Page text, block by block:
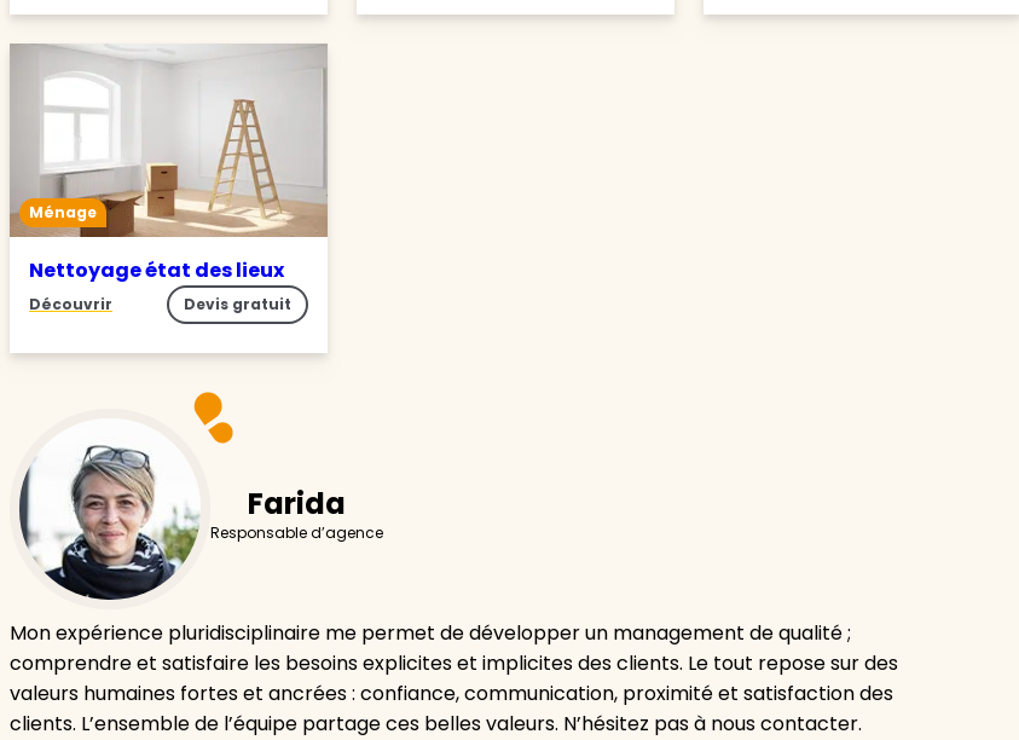
Ménage
Nettoyage état des lieux
Découvrir Devis gratuit
Farida
Responsable d’agence
Mon expérience pluridisciplinaire me permet de développer un management de qualité ;
comprendre et satisfaire les besoins explicites et implicites des clients. Le tout repose sur des
valeurs humaines fortes et ancrées : confiance, communication, proximité et satisfaction des
clients. L’ensemble de l’équipe partage ces belles valeurs. N’hésitez pas à nous contacter.